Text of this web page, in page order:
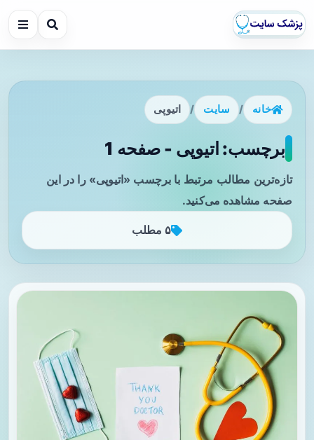
خانه / سایت / اتیوپی
برچسب: اتیوپی - صفحه 1
تازه‌ترین مطالب مرتبط با برچسب «اتیوپی» را در این
صفحه مشاهده می‌کنید.
۵ مطلب